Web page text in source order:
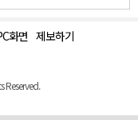
화면 제보하기